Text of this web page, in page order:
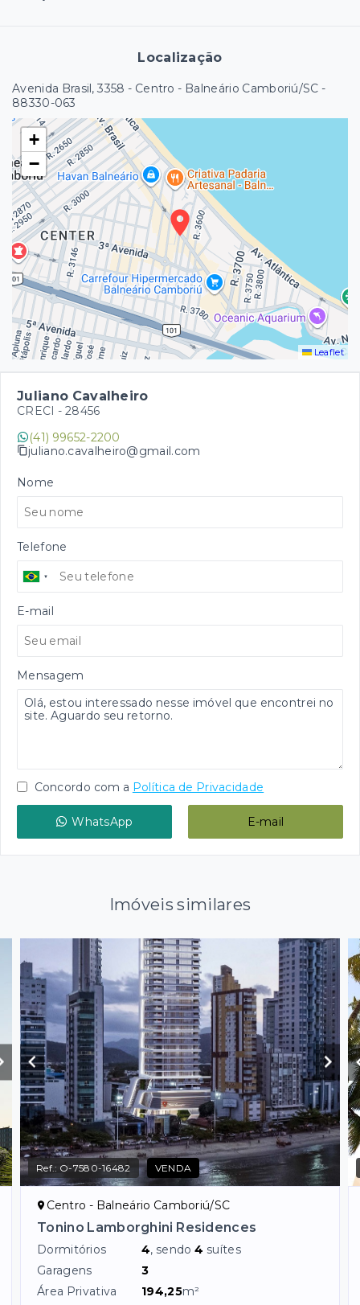
Localização
Avenida Brasil, 3358 - Centro - Balneário Camboriú/SC -
88330-063
+
−
Leaflet
Juliano Cavalheiro
CRECI - 28456
(41) 99652-2200
juliano.cavalheiro@gmail.com
Nome
Telefone
E-mail
Mensagem
Concordo com a Política de Privacidade
WhatsApp E-mail
Imóveis similares
Ref.: O-7580-16482 VENDA
Centro - Balneário Camboriú/SC
Tonino Lamborghini Residences
Dormitórios 4, sendo4 suítes
Garagens
3
Área Privativa
194,25m²